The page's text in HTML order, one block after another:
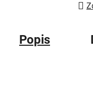
Popis